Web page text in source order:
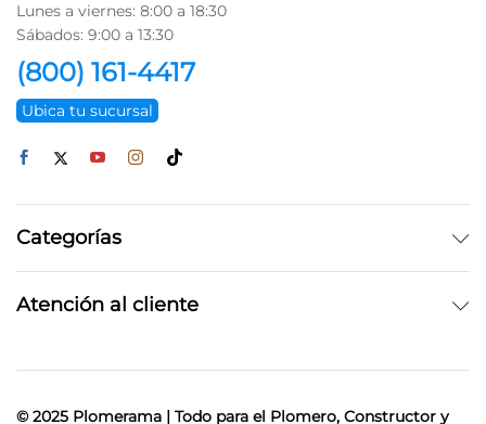
Lunes a viernes: 8:00 a 18:30
Sábados: 9:00 a 13:30
(800) 161-4417
Ubica tu sucursal
Categorías
Atención al cliente
© 2025 Plomerama | Todo para el Plomero, Constructor y